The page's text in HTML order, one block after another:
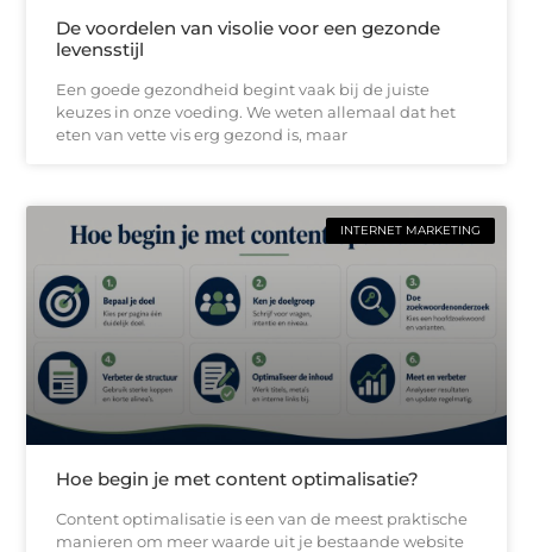
De voordelen van visolie voor een gezonde
levensstijl
Een goede gezondheid begint vaak bij de juiste
keuzes in onze voeding. We weten allemaal dat het
eten van vette vis erg gezond is, maar
INTERNET MARKETING
Hoe begin je met content optimalisatie?
Content optimalisatie is een van de meest praktische
manieren om meer waarde uit je bestaande website